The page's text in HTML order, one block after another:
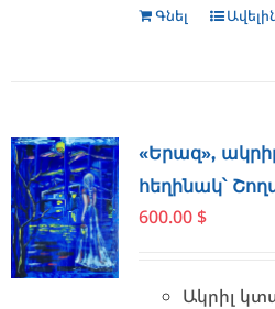
Գնել
«Երազ»,
հեղինակ՝
600.00 $
Ակրիլ